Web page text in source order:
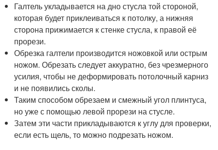
Галтель укладывается на дно стусла той стороной,
которая будет приклеиваться к потолку, а нижняя
сторона прижимается к стенке стусла, к правой её
прорези.
Обрезка галтели производится ножовкой или острым
ножом. Обрезать следует аккуратно, без чрезмерного
усилия, чтобы не деформировать потолочный карниз
и не появились сколы.
Таким способом обрезаем и смежный угол плинтуса,
но уже с помощью левой прорези на стусле.
Затем эти части прикладываются к углу для проверки,
если есть щель, то можно подрезать ножом.